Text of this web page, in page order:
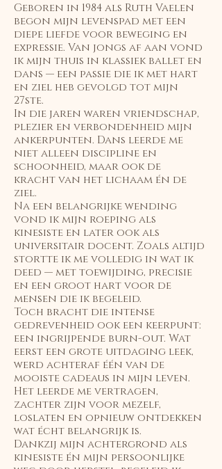
Geboren in 1984 als Ruth Vaelen
begon mijn levenspad met een
diepe liefde voor beweging en
expressie. Van jongs af aan vond
ik mijn thuis in klassiek ballet en
dans — een passie die ik met hart
en ziel heb gevolgd tot mijn
27ste.
In die jaren waren vriendschap,
plezier en verbondenheid mijn
ankerpunten. Dans leerde me
niet alleen discipline en
schoonheid, maar ook de
kracht van het lichaam én de
ziel.
Na een belangrijke wending
vond ik mijn roeping als
kinesiste en later ook als
universitair docent. Zoals altijd
stortte ik me volledig in wat ik
deed — met toewijding, precisie
en een groot hart voor de
mensen die ik begeleid.
Toch bracht die intense
gedrevenheid ook een keerpunt:
een ingrijpende burn-out. Wat
eerst een grote uitdaging leek,
werd achteraf één van de
mooiste cadeaus in mijn leven.
Het leerde me vertragen,
zachter zijn voor mezelf,
loslaten en opnieuw ontdekken
wat écht belangrijk is.
Dankzij mijn achtergrond als
kinesiste én mijn persoonlijke